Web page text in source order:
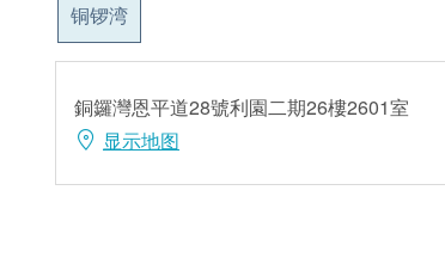
铜锣湾
銅鑼灣恩平道28號利園二期26樓2601室
显示地图